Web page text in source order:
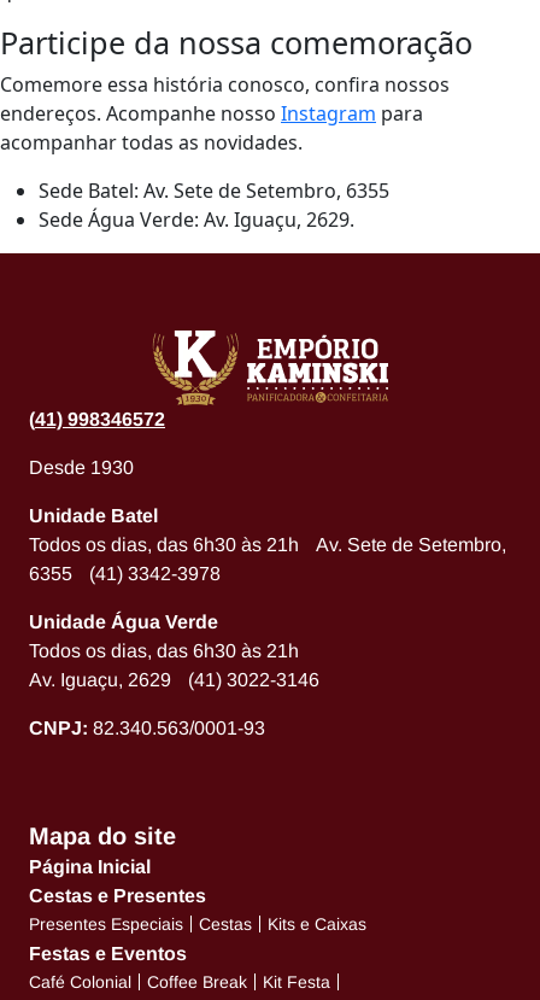
Participe da nossa comemoração
Comemore essa história conosco, confira nossos
endereços. Acompanhe nosso Instagram para
acompanhar todas as novidades.
Sede Batel: Av. Sete de Setembro, 6355
Sede Água Verde: Av. Iguaçu, 2629.
(41) 998346572
Desde 1930
Unidade Batel
Todos os dias, das 6h30 às 21h Av. Sete de Setembro,
6355 (41) 3342-3978
Unidade Água Verde
Todos os dias, das 6h30 às 21h
Av. Iguaçu, 2629 (41) 3022-3146
CNPJ: 82.340.563/0001-93
Mapa do site
Página Inicial
Cestas e Presentes
Presentes Especiais Cestas Kits e Caixas
Festas e Eventos
Café Colonial Coffee Break
Kit Festa